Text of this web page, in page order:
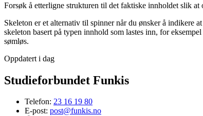
Forsøk å etterligne strukturen til det faktiske innholdet slik
Skeleton er et alternativ til spinner når du ønsker å indikere
skeleton basert på typen innhold som lastes inn, for
sømløs.
Oppdatert i dag
Studieforbundet Funkis
Telefon: 23 16 19 80
E-post: post@funkis.no